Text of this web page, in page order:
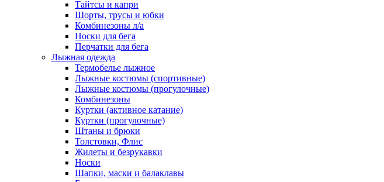
Тайтсы и капри
Шорты, трусы и юбки
Комбинезоны л/а
Носки для бега
Перчатки для бега
Лыжная одежда
Термобелье лыжное
Лыжные костюмы (спортивные)
Лыжные костюмы (прогулочные)
Комбинезоны
Куртки (активное катание)
Куртки (прогулочные)
Штаны и брюки
Толстовки, Флис
Жилеты и безрукавки
Носки
Шапки, маски и балаклавы